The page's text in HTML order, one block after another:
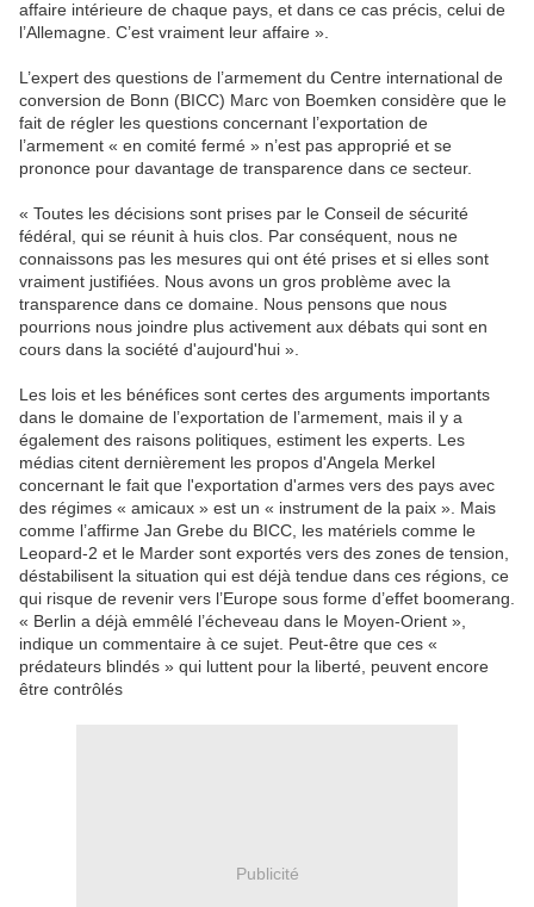
affaire intérieure de chaque pays, et dans ce cas précis, celui de
l’Allemagne. C’est vraiment leur affaire ».
L’expert des questions de l’armement du Centre international de
conversion de Bonn (BICC) Marc von Boemken considère que le
fait de régler les questions concernant l’exportation de
l’armement « en comité fermé » n’est pas approprié et se
prononce pour davantage de transparence dans ce secteur.
« Toutes les décisions sont prises par le Conseil de sécurité
fédéral, qui se réunit à huis clos. Par conséquent, nous ne
connaissons pas les mesures qui ont été prises et si elles sont
vraiment justifiées. Nous avons un gros problème avec la
transparence dans ce domaine. Nous pensons que nous
pourrions nous joindre plus activement aux débats qui sont en
cours dans la société d'aujourd'hui ».
Les lois et les bénéfices sont certes des arguments importants
dans le domaine de l’exportation de l’armement, mais il y a
également des raisons politiques, estiment les experts. Les
médias citent dernièrement les propos d'Angela Merkel
concernant le fait que l'exportation d'armes vers des pays avec
des régimes « amicaux » est un « instrument de la paix ». Mais
comme l’affirme Jan Grebe du BICC, les matériels comme le
Leopard-2 et le Marder sont exportés vers des zones de tension,
déstabilisent la situation qui est déjà tendue dans ces régions, ce
qui risque de revenir vers l’Europe sous forme d’effet boomerang.
« Berlin a déjà emmêlé l’écheveau dans le Moyen-Orient »,
indique un commentaire à ce sujet. Peut-être que ces «
prédateurs blindés » qui luttent pour la liberté, peuvent encore
être contrôlés
Publicité